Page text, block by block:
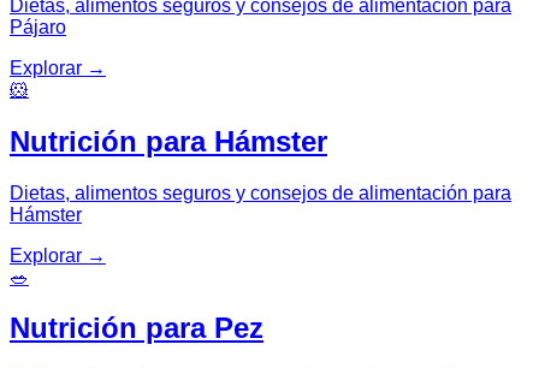
Dietas, alimentos seguros y consejos de alimentación para
Pájaro
Explorar →
🐹
Nutrición para Hámster
Dietas, alimentos seguros y consejos de alimentación para
Hámster
Explorar →
🥗
Nutrición para Pez